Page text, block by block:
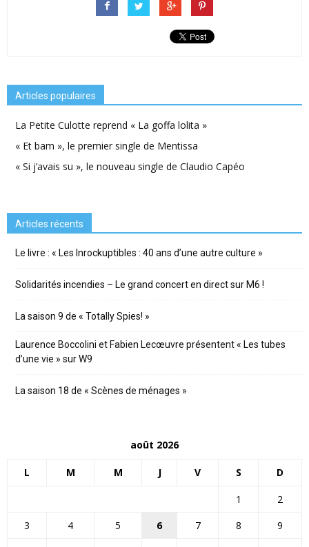
Articles populaires
La Petite Culotte reprend « La goffa lolita »
« Et bam », le premier single de Mentissa
« Si j’avais su », le nouveau single de Claudio Capéo
Articles récents
Le livre : « Les Inrockuptibles : 40 ans d’une autre culture »
Solidarités incendies – Le grand concert en direct sur M6 !
La saison 9 de « Totally Spies! »
Laurence Boccolini et Fabien Lecœuvre présentent « Les tubes
d’une vie » sur W9
La saison 18 de « Scènes de ménages »
août 2026
L M M J V S D
1
2
3
4 5 6 7 8
9